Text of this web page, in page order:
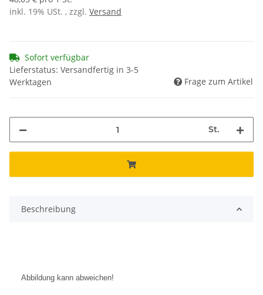
inkl. 19% USt. , zzgl. Versand
Sofort verfügbar
Lieferstatus: Versandfertig in 3-5
Werktagen
Frage zum Artikel
St.
Beschreibung
Abbildung kann abweichen!